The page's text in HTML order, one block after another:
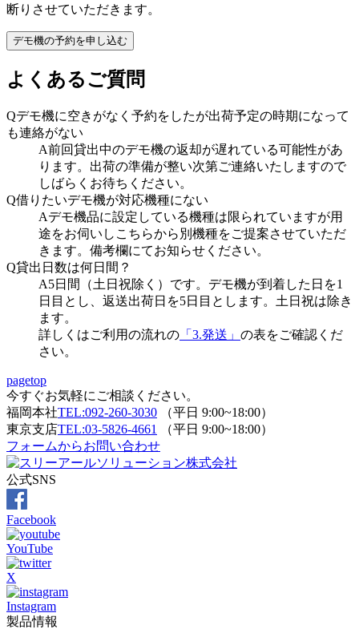
断りさせていただきます。
よくあるご質問
Qデモ機に空きがなく予約をしたが出荷予定の時期になって
も連絡がない
A前回貸出中のデモ機の返却が遅れている可能性があ
ります。出荷の準備が整い次第ご連絡いたしますので
しばらくお待ちください。
Q借りたいデモ機が対応機種にない
Aデモ機品に設定している機種は限られていますが用
途をお伺いしこちらから別機種をご提案させていただ
きます。備考欄にてお知らせください。
Q貸出日数は何日間？
A5日間（土日祝除く）です。デモ機が到着した日を1
日目とし、返送出荷日を5日目とします。土日祝は除き
ます。
詳しくはご利用の流れの 「3.発送」 の表をご確認くだ
さい。
pagetop
今すぐお気軽にご相談ください。
福岡本社TEL:092-260-3030 （平日 9:00~18:00）
東京支店TEL:03-5826-4661
（平日 9:00~18:00）
フォームからお問い合わせ
公式SNS
Facebook
YouTube
X
Instagram
製品情報